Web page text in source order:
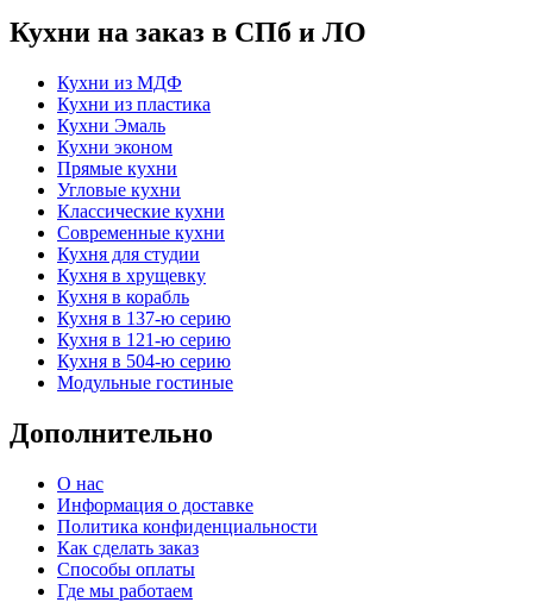
Кухни на заказ в СПб и ЛО
Кухни из МДФ
Кухни из пластика
Кухни Эмаль
Кухни эконом
Прямые кухни
Угловые кухни
Классические кухни
Современные кухни
Кухня для студии
Кухня в хрущевку
Кухня в корабль
Кухня в 137-ю серию
Кухня в 121-ю серию
Кухня в 504-ю серию
Модульные гостиные
Дополнительно
О нас
Информация о доставке
Политика конфиденциальности
Как сделать заказ
Способы оплаты
Где мы работаем